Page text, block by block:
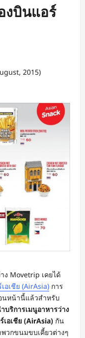
งบินแอร์
2015)
ง Movetrip เคยได้
อเชีย (AirAsia) การ
นหน้านี้แล้วสำหรับ
บริการเมนูอาหารว่าง
เอเชีย (AirAsia) กัน
วกขนมขบเคี้ยวต่างๆ